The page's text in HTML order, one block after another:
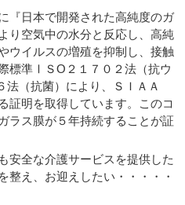
『日本で開発された高純度のガ
り空気中の水分と反応し、高純
ウイルスの増殖を抑制し、接触
標準ⅠＳО２１７０２法（抗ウ
（抗菌）により、ＳＩＡＡ
証明を取得しています。このコ
ラス膜が５年持続することが証
安全な介護サービスを提供した
整え、お迎えしたい・・・・・